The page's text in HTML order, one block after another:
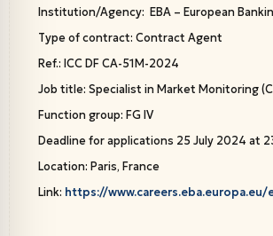
Institution/Agency: EBA – European
Type of contract: Contract Agent
Ref.: ICC DF CA-51M-2024
Job title: Specialist in Market Monitoring
Function group: FG IV
Deadline for applications 25 July 2024 at
Location: Paris, France
Link: https://